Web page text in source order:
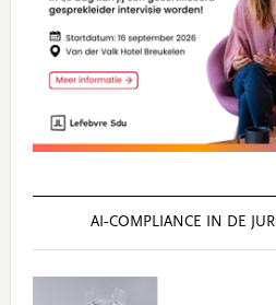
AI‑COMPLIANCE IN DE